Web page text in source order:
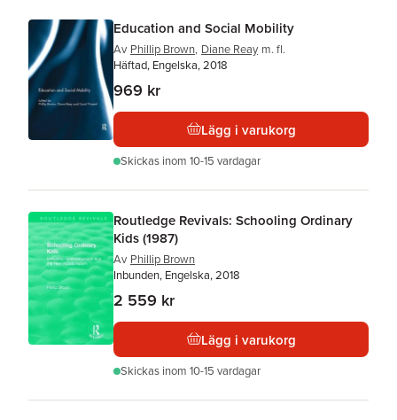
Education and Social Mobility
Av Phillip Brown, Diane Reay m. fl.
Häftad, Engelska, 2018
969 kr
Lägg i varukorg
Skickas inom 10-15 vardagar
Routledge Revivals: Schooling Ordinary
Kids (1987)
Av Phillip Brown
Inbunden, Engelska, 2018
2 559 kr
Lägg i varukorg
Skickas inom 10-15 vardagar